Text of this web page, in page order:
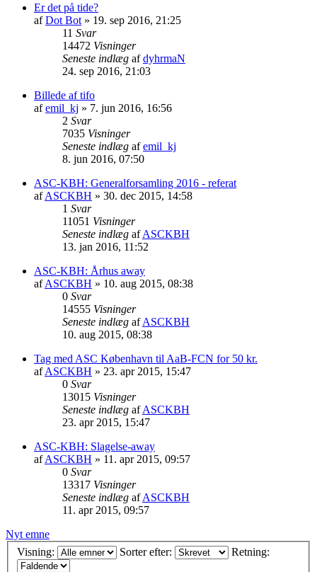
Er det på tide?
afDot Bot » 19. sep 2016, 21:25
11 Svar
14472 Visninger
Seneste indlæg afdyhrmaN
24. sep 2016, 21:03
Billede af tifo
afemil_kj » 7. jun 2016, 16:56
2 Svar
7035 Visninger
Seneste indlæg afemil_kj
8. jun 2016, 07:50
ASC-KBH: Generalforsamling 2016 - referat
afASCKBH » 30. dec 2015, 14:58
1 Svar
11051 Visninger
Seneste indlæg afASCKBH
13. jan 2016, 11:52
ASC-KBH: Århus away
afASCKBH » 10. aug 2015, 08:38
0 Svar
14555 Visninger
Seneste indlæg afASCKBH
10. aug 2015, 08:38
Tag med ASC København til AaB-FCN for 50 kr.
afASCKBH » 23. apr 2015, 15:47
0 Svar
13015 Visninger
Seneste indlæg afASCKBH
23. apr 2015, 15:47
ASC-KBH: Slagelse-away
afASCKBH » 11. apr 2015, 09:57
0 Svar
13317 Visninger
Seneste indlæg afASCKBH
11. apr 2015, 09:57
Nyt emne
Visning:
Sorter efter: Retning: